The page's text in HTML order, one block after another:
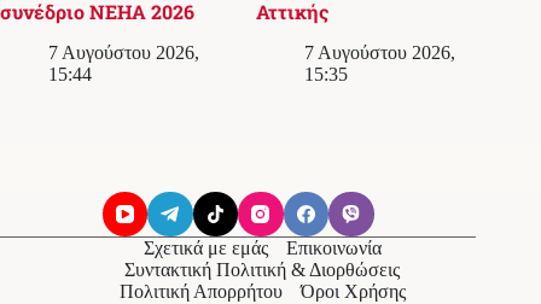
συνέδριο NEHA 2026
7 Αυγούστου 2026,
15:44
Αττικής
7 Αυγούστου 2026,
15:35
Σχετικά με εμάς
Επικοινωνία
Συντακτική Πολιτική & Διορθώσεις
Πολιτική Απορρήτου
Όροι Χρήσης